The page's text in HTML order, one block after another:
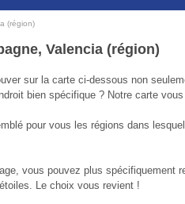
(région)
Valencia (région)
sur la carte ci-dessous non
bien spécifique ? Notre carte
pour vous les régions dans
vous pouvez plus spécifiquement
Le choix vous revient !